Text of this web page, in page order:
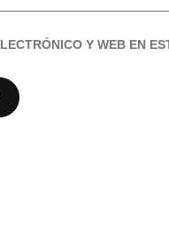
Y WEB EN